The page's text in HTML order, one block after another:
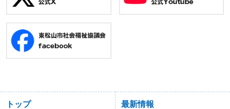
トップ 最新情報